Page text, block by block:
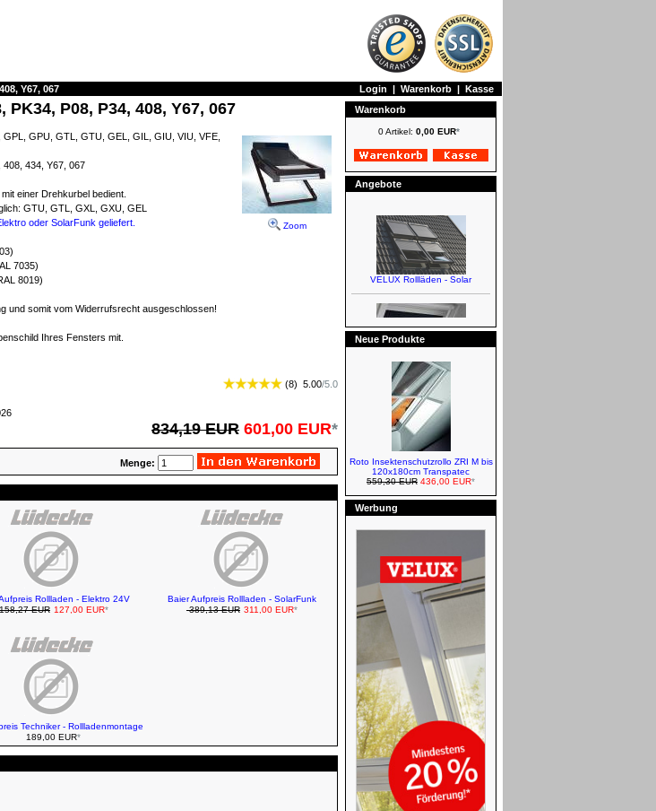
Y67, 067 Login | Warenkorb | Kasse
P08, P34, 408, Y67, 067
Zoom
GPU, GTL, GTU, GEL, GIL, GIU, VIU, VFE,
434, Y67, 067
einer Drehkurbel bedient.
GTU, GTL, GXL, GXU, GEL
oder SolarFunk geliefert.
7035)
8019)
und somit vom Widerrufsrecht ausgeschlossen!
Ihres Fensters mit.
(8) 5.00/5.0
834,19 EUR 601,00 EUR*
Menge:
Rollladen - Elektro 24V
EUR 127,00 EUR*
Baier Aufpreis Rollladen - SolarFunk
389,13 EUR 311,00 EUR*
Techniker - Rollladenmontage
189,00 EUR*
Warenkorb
0 Artikel: 0,00 EUR*
Angebote
VELUX Rollläden - Solar
VELUX Verdunkelungsrollos -
Elektro
Manuell
FAKRO Klapp-Schwingfenster
Abdichtung
Roto Dachfenster und
Eindeckrahmen
Neue Produkte
Roto Insektenschutzrollo ZRI M bis
120x180cm Transpatec
559,30 EUR 436,00 EUR*
Werbung